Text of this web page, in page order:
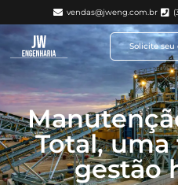
vendas@jweng.com.br
Solicite
Total,
gestão